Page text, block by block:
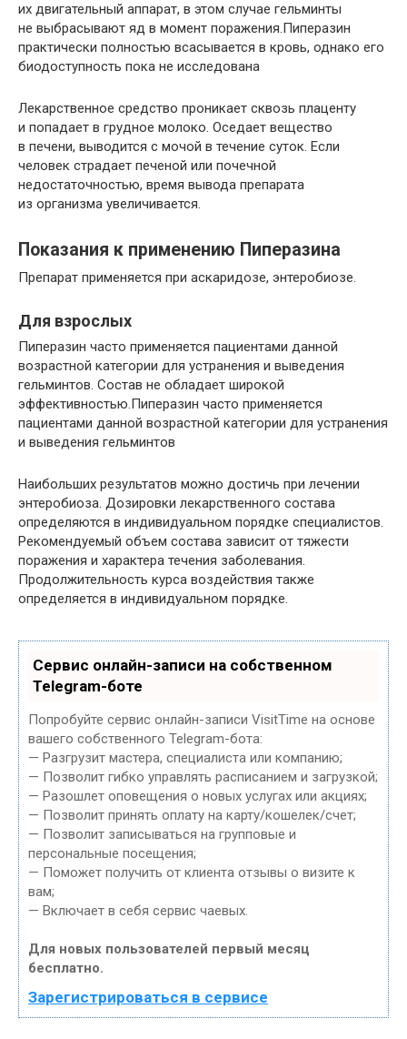
их двигательный аппарат, в этом случае гельминты
не выбрасывают яд в момент поражения.Пиперазин
практически полностью всасывается в кровь, однако его
биодоступность пока не исследована
Лекарственное средство проникает сквозь плаценту
и попадает в грудное молоко. Оседает вещество
в печени, выводится с мочой в течение суток. Если
человек страдает печеной или почечной
недостаточностью, время вывода препарата
из организма увеличивается.
Показания к применению Пиперазина
Препарат применяется при аскаридозе, энтеробиозе.
Для взрослых
Пиперазин часто применяется пациентами данной
возрастной категории для устранения и выведения
гельминтов. Состав не обладает широкой
эффективностью.Пиперазин часто применяется
пациентами данной возрастной категории для устранения
и выведения гельминтов
Наибольших результатов можно достичь при лечении
энтеробиоза. Дозировки лекарственного состава
определяются в индивидуальном порядке специалистов.
Рекомендуемый объем состава зависит от тяжести
поражения и характера течения заболевания.
Продолжительность курса воздействия также
определяется в индивидуальном порядке.
Сервис онлайн-записи на собственном
Telegram-боте
Попробуйте сервис онлайн-записи VisitTime на основе
вашего собственного Telegram-бота:
— Разгрузит мастера, специалиста или компанию;
— Позволит гибко управлять расписанием и загрузкой;
— Разошлет оповещения о новых услугах или акциях;
— Позволит принять оплату на карту/кошелек/счет;
— Позволит записываться на групповые и
персональные посещения;
— Поможет получить от клиента отзывы о визите к
вам;
— Включает в себя сервис чаевых.
Для новых пользователей первый месяц
бесплатно.
Зарегистрироваться в сервисе